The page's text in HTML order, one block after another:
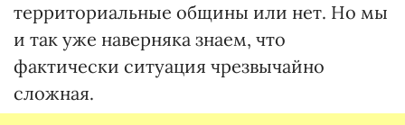
территориальные общины или нет. Но мы
и так уже наверняка знаем, что
фактически ситуация чрезвычайно
сложная.